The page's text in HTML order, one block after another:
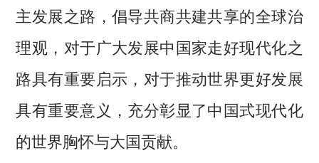
主发展之路，倡导共商共建共享的全球治
理观，对于广大发展中国家走好现代化之
路具有重要启示，对于推动世界更好发展
具有重要意义，充分彰显了中国式现代化
的世界胸怀与大国贡献。